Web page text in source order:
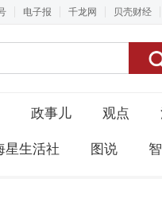
电子报 千龙网 贝壳财经
政事儿 观点
星生活社 图说